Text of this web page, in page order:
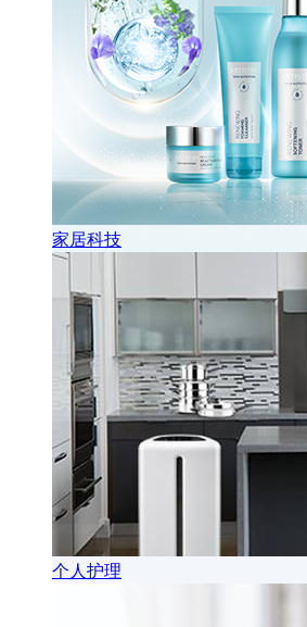
家居科技
个人护理